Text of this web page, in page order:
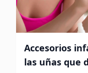
Accesorios
las uñas que